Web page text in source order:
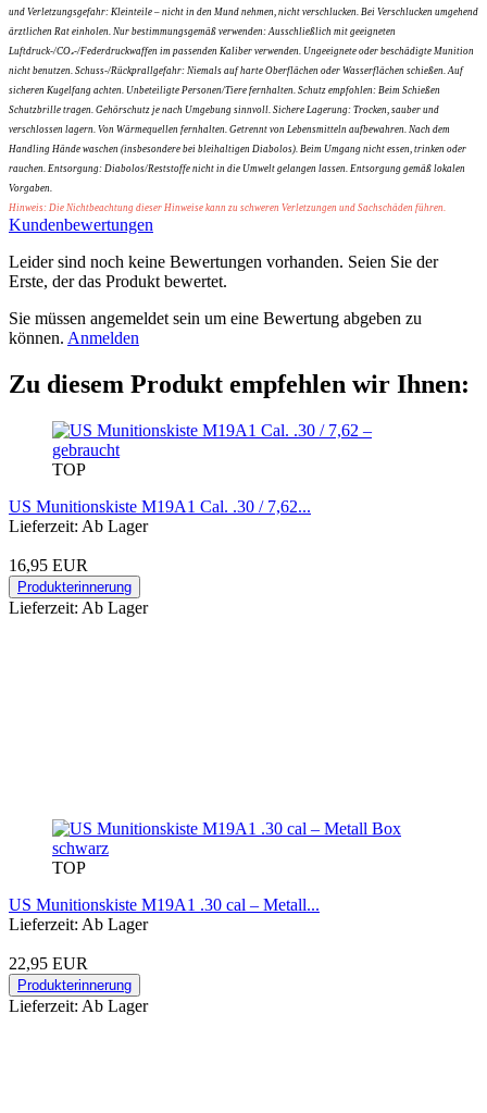
und Verletzungsgefahr: Kleinteile – nicht in den Mund nehmen, nicht verschlucken. Bei Verschlucken umgehend
ärztlichen Rat einholen. Nur bestimmungsgemäß verwenden: Ausschließlich mit geeigneten
Luftdruck-/CO₂-/Federdruckwaffen im passenden Kaliber verwenden. Ungeeignete oder beschädigte Munition
nicht benutzen. Schuss-/Rückprallgefahr: Niemals auf harte Oberflächen oder Wasserflächen schießen. Auf
sicheren Kugelfang achten. Unbeteiligte Personen/Tiere fernhalten. Schutz empfohlen: Beim Schießen
Schutzbrille tragen. Gehörschutz je nach Umgebung sinnvoll. Sichere Lagerung: Trocken, sauber und
verschlossen lagern. Von Wärmequellen fernhalten. Getrennt von Lebensmitteln aufbewahren. Nach dem
Handling Hände waschen (insbesondere bei bleihaltigen Diabolos). Beim Umgang nicht essen, trinken oder
rauchen. Entsorgung: Diabolos/Reststoffe nicht in die Umwelt gelangen lassen. Entsorgung gemäß lokalen
Vorgaben.
Hinweis: Die Nichtbeachtung dieser Hinweise kann zu schweren Verletzungen und Sachschäden führen.
Kundenbewertungen
Leider sind noch keine Bewertungen vorhanden. Seien Sie der
Erste, der das Produkt bewertet.
Sie müssen angemeldet sein um eine Bewertung abgeben zu
können. Anmelden
Zu diesem Produkt empfehlen wir Ihnen:
TOP
US Munitionskiste M19A1 Cal. .30 / 7,62...
Lieferzeit: Ab Lager
16,95 EUR
Produkterinnerung
Lieferzeit: Ab Lager
TOP
US Munitionskiste M19A1 .30 cal – Metall...
Lieferzeit: Ab Lager
22,95 EUR
Produkterinnerung
Lieferzeit: Ab Lager